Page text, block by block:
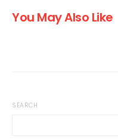
You May Also Like
SEARCH